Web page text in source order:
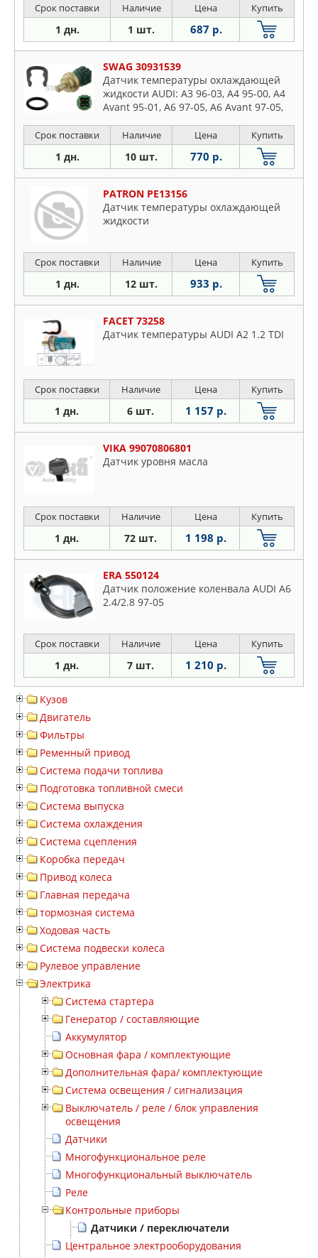
Срок поставки Наличие Цена Купить
1 дн. 1 шт. 687 р.
SWAG 30931539
Датчик температуры охлаждающей
жидкости AUDI: A3 96-03, A4 95-00, A4
Avant 95-01, A6 97-05, A6 Avant 97-05,
Roadster 99-06 SEAT: ALHAMBRA 96-,
Срок поставки Наличие Цена Купить
1 дн. 10 шт. 770 р.
PATRON PE13156
Датчик температуры охлаждающей
жидкости
Срок поставки Наличие Цена Купить
1 дн. 12 шт. 933 р.
FACET 73258
Датчик температуры AUDI A2 1.2 TDI
Срок поставки Наличие Цена Купить
1 дн. 6 шт. 1 157 р.
VIKA 99070806801
Датчик уровня масла
Срок поставки Наличие Цена Купить
1 дн. 72 шт. 1 198 р.
ERA 550124
Датчик положение коленвала AUDI A6
2.4/2.8 97-05
Срок поставки Наличие Цена Купить
1 дн. 7 шт. 1 210 р.
Кузов
Двигатель
Фильтры
Ременный привод
Система подачи топлива
Подготовка топливной смеси
Система выпуска
Система охлаждения
Система сцепления
Коробка передач
Привод колеса
Главная передача
тормозная система
Ходовая часть
Система подвески колеса
Рулевое управление
Электрика
Система стартера
Генератор / составляющие
Аккумулятор
Основная фара / комплектующие
Дополнительная фара/ комплектующие
Система освещения / сигнализация
Выключатель / реле / блок управления
освещения
Датчики
Многофункциональное реле
Многофункциональный выключатель
Реле
Контрольные приборы
Датчики / переключатели
Центральное электрооборудования